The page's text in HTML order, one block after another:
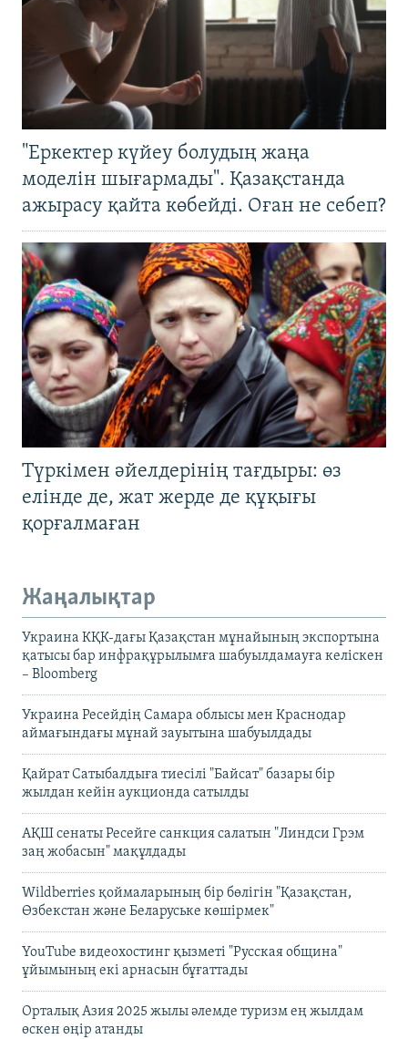
"Еркектер күйеу болудың жаңа
моделін шығармады". Қазақстанда
ажырасу қайта көбейді. Оған не себеп?
Түркімен әйелдерінің тағдыры: өз
елінде де, жат жерде де құқығы
қорғалмаған
Жаңалықтар
Украина КҚК-дағы Қазақстан мұнайының экспортына
қатысы бар инфрақұрылымға шабуылдамауға келіскен
– Bloomberg
Украина Ресейдің Самара облысы мен Краснодар
аймағындағы мұнай зауытына шабуылдады
Қайрат Сатыбалдыға тиесілі "Байсат" базары бір
жылдан кейін аукционда сатылды
АҚШ сенаты Ресейге санкция салатын "Линдси Грэм
заң жобасын" мақұлдады
Wildberries қоймаларының бір бөлігін "Қазақстан,
Өзбекстан және Беларуське көшірмек"
YouTube видеохостинг қызметі "Русская община"
ұйымының екі арнасын бұғаттады
Орталық Азия 2025 жылы әлемде туризм ең жылдам
өскен өңір атанды